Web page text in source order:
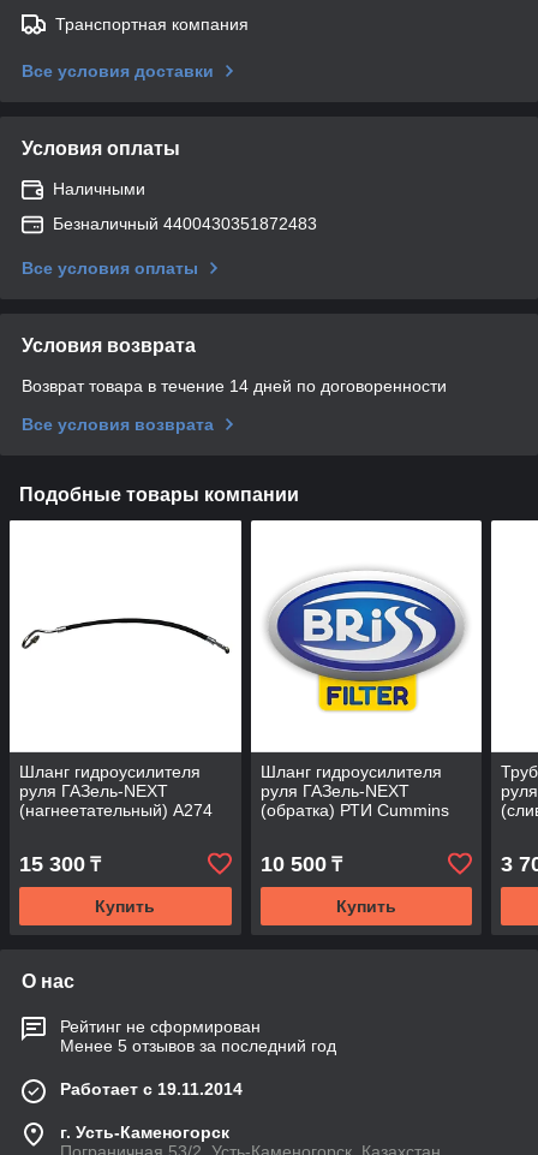
Транспортная компания
Все условия доставки
Условия оплаты
Наличными
Безналичный 4400430351872483
Все условия оплаты
Условия возврата
Возврат товара в течение 14 дней по договоренности
Все условия возврата
Подобные товары компании
Шланг гидроусилителя
руля ГАЗель-NEXT
(нагнеетательный) А274
15 300 ₸
Купить
Шланг гидроусилителя
руля ГАЗель-NEXT
(обратка) РТИ Cummins
10 500₸
Купить
3
О нас
Рейтинг не сформирован
Менее 5 отзывов за последний год
Работает с 19.11.2014
г. Усть-Каменогорск